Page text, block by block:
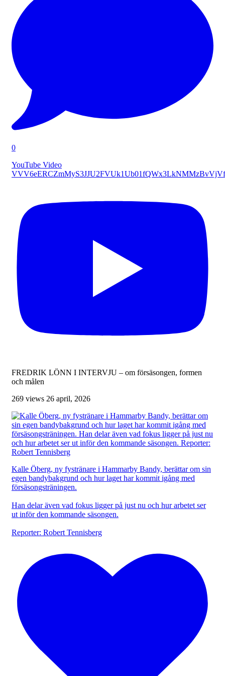
0
YouTube Video
FREDRIK LÖNN I INTERVJU – om försäsongen, formen
och målen
269 views 26 april, 2026
Kalle Öberg, ny fystränare i Hammarby Bandy, berättar om sin
egen bandybakgrund och hur laget har kommit igång med
försäsongsträningen.
Han delar även vad fokus ligger på just nu och hur arbetet ser
ut inför den kommande säsongen.
Reporter: Robert Tennisberg